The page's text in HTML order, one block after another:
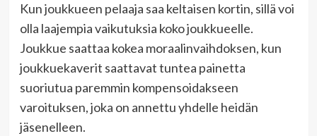
Kun joukkueen pelaaja saa keltaisen kortin, sillä voi
olla laajempia vaikutuksia koko joukkueelle.
Joukkue saattaa kokea moraalinvaihdoksen, kun
joukkuekaverit saattavat tuntea painetta
suoriutua paremmin kompensoidakseen
varoituksen, joka on annettu yhdelle heidän
jäsenelleen.